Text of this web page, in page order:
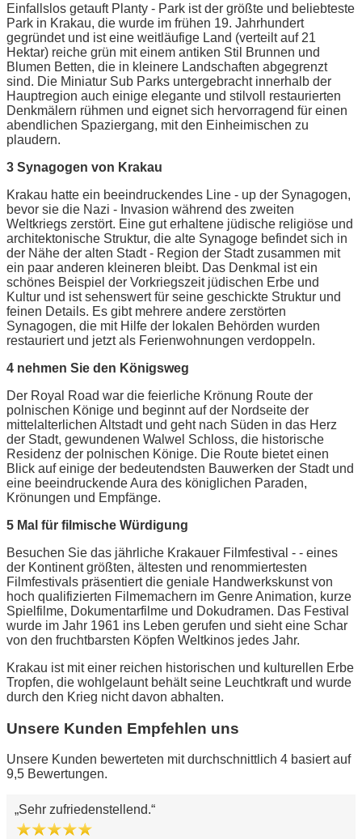
Einfallslos getauft Planty - Park ist der größte und beliebteste
Park in Krakau, die wurde im frühen 19. Jahrhundert
gegründet und ist eine weitläufige Land (verteilt auf 21
Hektar) reiche grün mit einem antiken Stil Brunnen und
Blumen Betten, die in kleinere Landschaften abgegrenzt
sind. Die Miniatur Sub Parks untergebracht innerhalb der
Hauptregion auch einige elegante und stilvoll restaurierten
Denkmälern rühmen und eignet sich hervorragend für einen
abendlichen Spaziergang, mit den Einheimischen zu
plaudern.
3 Synagogen von Krakau
Krakau hatte ein beeindruckendes Line - up der Synagogen,
bevor sie die Nazi - Invasion während des zweiten
Weltkriegs zerstört. Eine gut erhaltene jüdische religiöse und
architektonische Struktur, die alte Synagoge befindet sich in
der Nähe der alten Stadt - Region der Stadt zusammen mit
ein paar anderen kleineren bleibt. Das Denkmal ist ein
schönes Beispiel der Vorkriegszeit jüdischen Erbe und
Kultur und ist sehenswert für seine geschickte Struktur und
feinen Details. Es gibt mehrere andere zerstörten
Synagogen, die mit Hilfe der lokalen Behörden wurden
restauriert und jetzt als Ferienwohnungen verdoppeln.
4 nehmen Sie den Königsweg
Der Royal Road war die feierliche Krönung Route der
polnischen Könige und beginnt auf der Nordseite der
mittelalterlichen Altstadt und geht nach Süden in das Herz
der Stadt, gewundenen Walwel Schloss, die historische
Residenz der polnischen Könige. Die Route bietet einen
Blick auf einige der bedeutendsten Bauwerken der Stadt und
eine beeindruckende Aura des königlichen Paraden,
Krönungen und Empfänge.
5 Mal für filmische Würdigung
Besuchen Sie das jährliche Krakauer Filmfestival - - eines
der Kontinent größten, ältesten und renommiertesten
Filmfestivals präsentiert die geniale Handwerkskunst von
hoch qualifizierten Filmemachern im Genre Animation, kurze
Spielfilme, Dokumentarfilme und Dokudramen. Das Festival
wurde im Jahr 1961 ins Leben gerufen und sieht eine Schar
von den fruchtbarsten Köpfen Weltkinos jedes Jahr.
Krakau ist mit einer reichen historischen und kulturellen Erbe
Tropfen, die wohlgelaunt behält seine Leuchtkraft und wurde
durch den Krieg nicht davon abhalten.
Unsere Kunden Empfehlen uns
Unsere Kunden bewerteten mit durchschnittlich 4 basiert auf
9,5 Bewertungen.
Sehr zufriedenstellend.